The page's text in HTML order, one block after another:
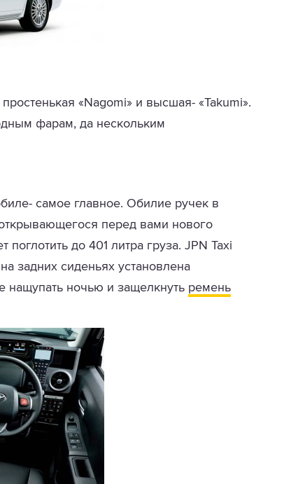
«Nagomi» и высшая- «Takumi».
фарам, да нескольким
самое главное. Обилие ручек в
перед вами нового
до 401 литра груза. JPN Taxi
задних сиденьях установлена
нащупать ночью и защелкнуть ремень